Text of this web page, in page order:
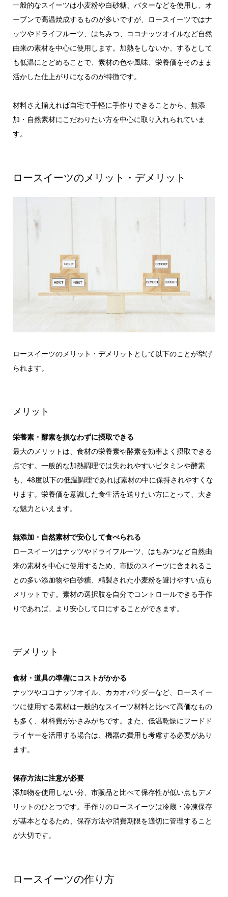
一般的なスイーツは小麦粉や白砂糖、バターなどを使用し、オ
ーブンで高温焼成するものが多いですが、ロースイーツではナ
ッツやドライフルーツ、はちみつ、ココナッツオイルなど自然
由来の素材を中心に使用します。加熱をしないか、するとして
も低温にとどめることで、素材の色や風味、栄養価をそのまま
活かした仕上がりになるのが特徴です。
材料さえ揃えれば自宅で手軽に手作りできることから、無添
加・自然素材にこだわりたい方を中心に取り入れられていま
す。
ロースイーツのメリット・デメリット
ロースイーツのメリット・デメリットとして以下のことが挙げ
られます。
メリット
栄養素・酵素を損なわずに摂取できる
最大のメリットは、食材の栄養素や酵素を効率よく摂取できる
点です。一般的な加熱調理では失われやすいビタミンや酵素
も、48度以下の低温調理であれば素材の中に保持されやすくな
ります。栄養価を意識した食生活を送りたい方にとって、大き
な魅力といえます。
無添加・自然素材で安心して食べられる
ロースイーツはナッツやドライフルーツ、はちみつなど自然由
来の素材を中心に使用するため、市販のスイーツに含まれるこ
との多い添加物や白砂糖、精製された小麦粉を避けやすい点も
メリットです。素材の選択肢を自分でコントロールできる手作
りであれば、より安心して口にすることができます。
デメリット
食材・道具の準備にコストがかかる
ナッツやココナッツオイル、カカオパウダーなど、ロースイー
ツに使用する素材は一般的なスイーツ材料と比べて高価なもの
も多く、材料費がかさみがちです。また、低温乾燥にフードド
ライヤーを活用する場合は、機器の費用も考慮する必要があり
ます。
保存方法に注意が必要
添加物を使用しない分、市販品と比べて保存性が低い点もデメ
リットのひとつです。手作りのロースイーツは冷蔵・冷凍保存
が基本となるため、保存方法や消費期限を適切に管理すること
が大切です。
ロースイーツの作り方